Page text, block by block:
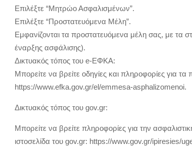
Επιλέξτε “Μητρώο Ασφαλισμένων”.
Επιλέξτε “Προστατευόμενα Μέλη”.
Εμφανίζονται τα προστατευόμενα μέλη σας, με τα
έναρξης ασφάλισης).
Δικτυακός τόπος του e-ΕΦΚΑ:
Μπορείτε να βρείτε οδηγίες και πληροφορίες για
https://www.efka.gov.gr/el/emmesa-asphalizomenoi.
Δικτυακός τόπος του gov.gr:
Μπορείτε να βρείτε πληροφορίες για την
ιστοσελίδα του gov.gr: https://www.gov.gr/ipiresies/